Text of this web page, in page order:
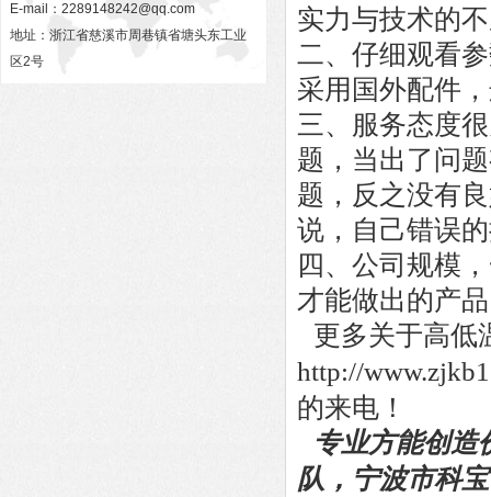
E-mail： 2289148242@qq.com
地址：浙江省慈溪市周巷镇省塘头东工业
区2号
实力与技术的
二、仔细观看
采用国外配件
三、服务态度
题，当出了问
题，反之没有
说，自己错误
四、公司规模
才能做出的产
更多关于高低
http://
的来电！
专业方能创造
队， 宁波市科